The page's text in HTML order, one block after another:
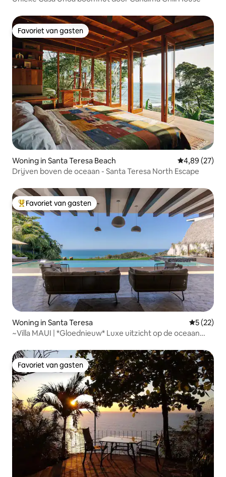
Favoriet van gasten
Favoriet van gasten
Woning in Santa Teresa Beach Gemiddelde
4,89 (27)
Drijven boven de oceaan - Santa Teresa North Escape
Topfavoriet van gasten
Favoriet van gasten
Woning in Santa Teresa
5 (22)
~Villa MAUI | *Gloednieuw* Luxe uitzicht op de oceaan
Favoriet van gasten
Favoriet van gasten